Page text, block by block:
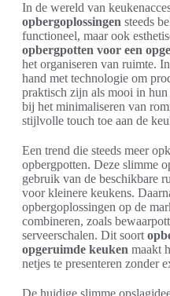
In de wereld van
opbergoplossingen steeds
functioneel, maar ook
opbergpotten voor een
het organiseren van ruimte.
hand met technologie om
praktisch zijn als mooi in
bij het minimaliseren van
stijlvolle touch toe aan de
Een trend die steeds meer
opbergpotten. Deze slimme
gebruik van de beschikbare
voor kleinere keukens.
opbergoplossingen op de
combineren, zoals
serveerschalen. Dit soort
opgeruimde keuken maakt
netjes te presenteren zonder
De huidige slimme